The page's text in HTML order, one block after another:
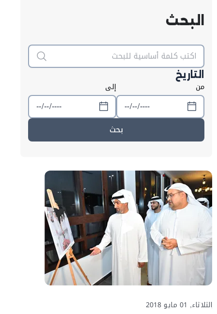
البحث
التاريخ
من إلى
بحث
الثلاثاء, 01 مايو 2018